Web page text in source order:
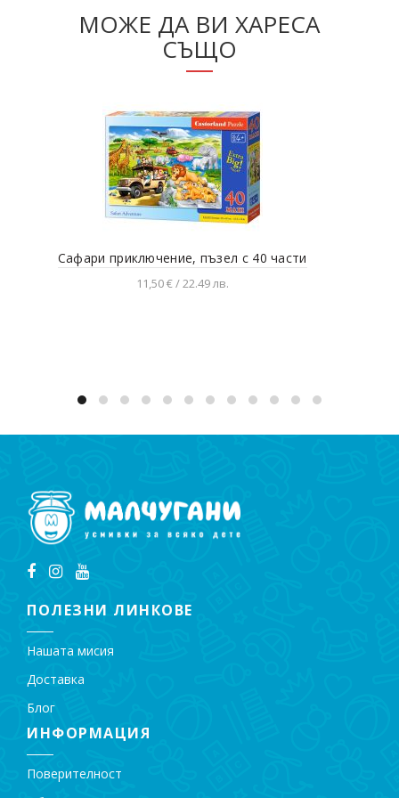
МОЖЕ ДА ВИ ХАРЕСА
СЪЩО
Сафари приключение, пъзел с 40 части
11,50 € / 22.49 лв.
ПОЛЕЗНИ ЛИНКОВЕ
Нашата мисия
Доставка
Блог
ИНФОРМАЦИЯ
Поверителност